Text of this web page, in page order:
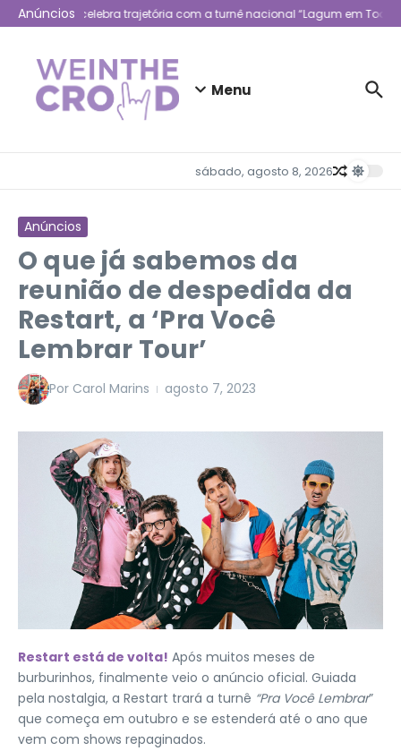
Ir para o conteúdo
Anúncios
Lagum celebra trajetória com a turnê nacional “Lagum em Todo
Menu
sábado, agosto 8, 2026
Anúncios
O que já sabemos da
reunião de despedida da
Restart, a ‘Pra Você
Lembrar Tour’
Por Carol Marins agosto 7, 2023
Restart está de volta! Após muitos meses de
burburinhos, finalmente veio o anúncio oficial. Guiada
pela nostalgia, a Restart trará a turnê “Pra Você Lembrar”
que começa em outubro e se estenderá até o ano que
vem com shows repaginados.